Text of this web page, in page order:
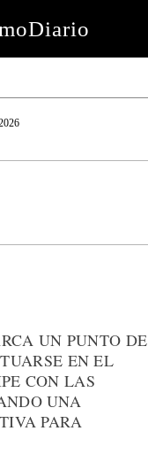
UN PUNTO DE
EN EL
CON LAS
UNA
PARA